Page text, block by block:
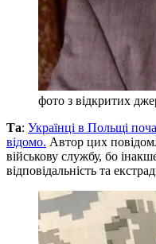
фото з відкритих
Та: Українці в Польщі
відомо. Автор цих
військову службу, бо
відповідальність та